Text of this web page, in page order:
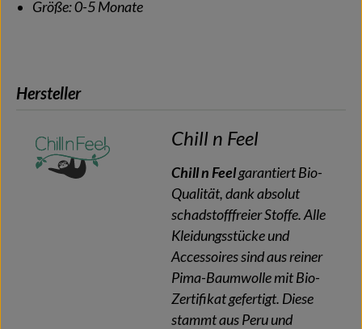
Größe: 0-5 Monate
Hersteller
Chill n Feel
Chill n Feelgarantiert Bio-
Qualität, dank absolut
schadstofffreier Stoffe. Alle
Kleidungsstücke und
Accessoires sind aus reiner
Pima-Baumwolle mit Bio-
Zertifikat gefertigt. Diese
stammt aus Peru und